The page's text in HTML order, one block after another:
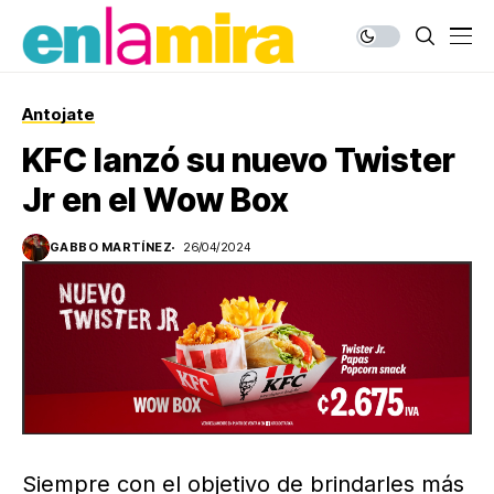
Antojate
KFC lanzó su nuevo Twister
Jr en el Wow Box
GABBO MARTÍNEZ 26/04/2024
Siempre con el objetivo de brindarles más